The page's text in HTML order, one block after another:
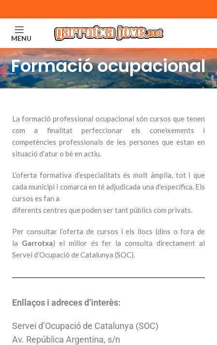
MENU
Formació ocupacional
La formació professional ocupacional són cursos que tenen
com a finalitat perfeccionar els coneixements i
competències professionals de les persones que estan en
situació d’atur o bé en actiu.
L’oferta formativa d’especialitats és molt àmplia, tot i que
cada municipi i comarca en té adjudicada una d’específica. Els
cursos es fan a
diferents centres que poden ser tant públics com privats.
Per consultar l’oferta de cursos i els llocs (dins o fora de
la Garrotxa) el millor és fer la consulta directament al
Servei d’Ocupació de Catalunya (SOC).
Enllaços i adreces d’interès:
Servei d’Ocupació de Catalunya (SOC)
Av. República Argentina, s/n